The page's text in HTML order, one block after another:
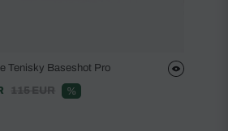
Tenisky Baseshot Pro
115 EUR %